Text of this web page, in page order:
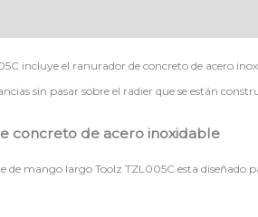
incluye el ranurador de concreto de acero
sin pasar sobre el radier que se están
concreto de acero inoxidable
de mango largo Toolz TZL005C esta